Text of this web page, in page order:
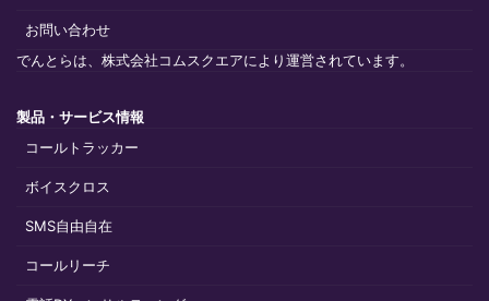
お問い合わせ
でんとらは、株式会社コムスクエアにより運営されています。
製品・サービス情報
コールトラッカー
ボイスクロス
SMS自由自在
コールリーチ